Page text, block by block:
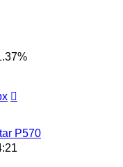
P570